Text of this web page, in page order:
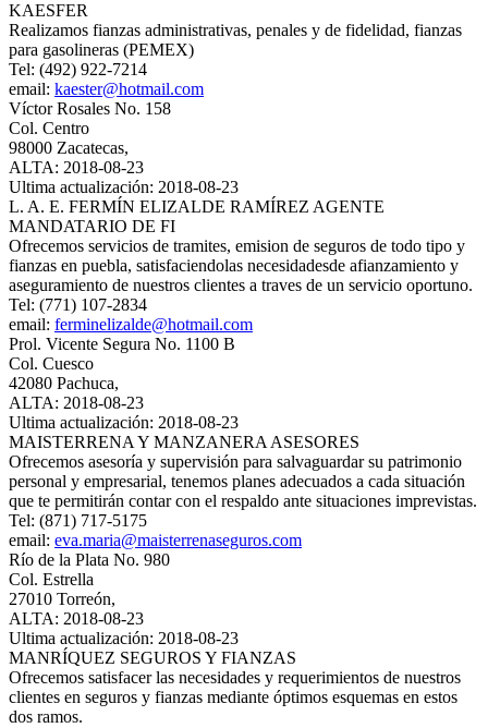
KAESFER
Realizamos fianzas administrativas, penales y de fidelidad, fianzas
para gasolineras (PEMEX)
Tel: (492) 922-7214
email: kaester@hotmail.com
Víctor Rosales No. 158
Col. Centro
98000 Zacatecas,
ALTA: 2018-08-23
Ultima actualización: 2018-08-23
L. A. E. FERMÍN ELIZALDE RAMÍREZ AGENTE
MANDATARIO DE FI
Ofrecemos servicios de tramites, emision de seguros de todo tipo y
fianzas en puebla, satisfaciendolas necesidadesde afianzamiento y
aseguramiento de nuestros clientes a traves de un servicio oportuno.
Tel: (771) 107-2834
email: ferminelizalde@hotmail.com
Prol. Vicente Segura No. 1100 B
Col. Cuesco
42080 Pachuca,
ALTA: 2018-08-23
Ultima actualización: 2018-08-23
MAISTERRENA Y MANZANERA ASESORES
Ofrecemos asesoría y supervisión para salvaguardar su patrimonio
personal y empresarial, tenemos planes adecuados a cada situación
que te permitirán contar con el respaldo ante situaciones imprevistas.
Tel: (871) 717-5175
email: eva.maria@maisterrenaseguros.com
Río de la Plata No. 980
Col. Estrella
27010 Torreón,
ALTA: 2018-08-23
Ultima actualización: 2018-08-23
MANRÍQUEZ SEGUROS Y FIANZAS
Ofrecemos satisfacer las necesidades y requerimientos de nuestros
clientes en seguros y fianzas mediante óptimos esquemas en estos
dos ramos.